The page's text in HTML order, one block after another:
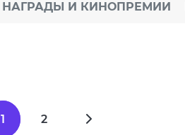
НАГРАДЫ И КИНОПРЕМИИ
1 2